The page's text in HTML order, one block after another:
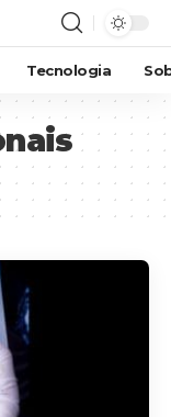
Tecnologia